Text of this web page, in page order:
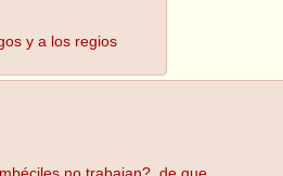
y a los regios